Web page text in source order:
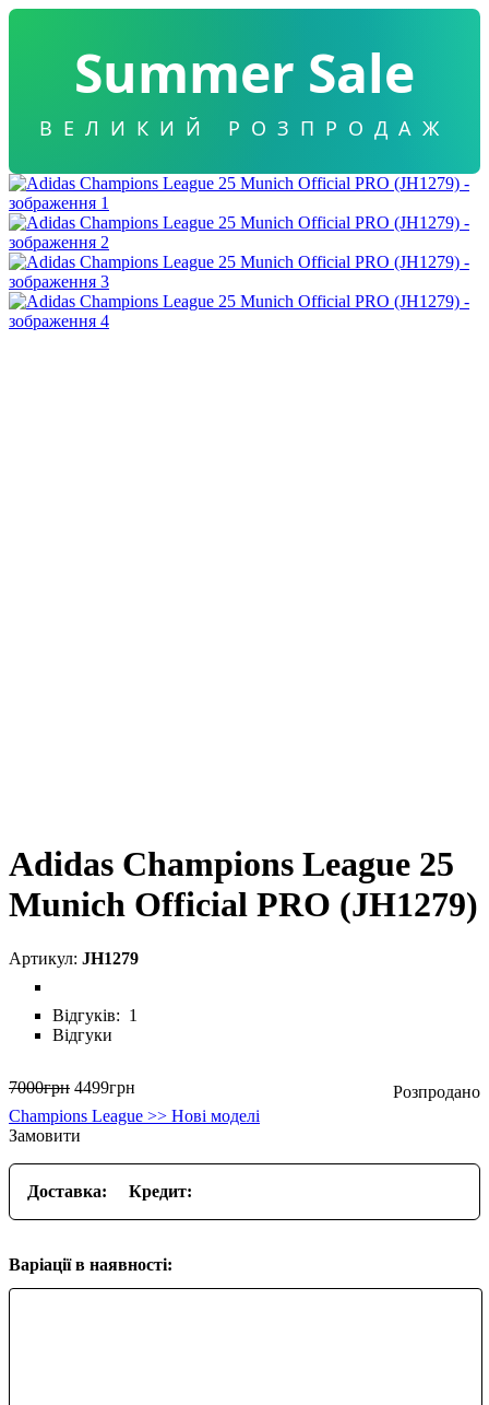
Summer Sale
ВЕЛИКИЙ РОЗПРОДАЖ
Adidas Champions League 25
Munich Official PRO (JH1279)
JH1279
Відгуків: 1
Відгуки
7000грн 4499грн
Champions League >> Нові моделі
Замовити
Доставка: Кредит:
Варіації в наявності: